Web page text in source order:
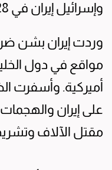
وإسرائيل إيران في 28 فبراير شباط.
وردت إيران بشن
مواقع ⁠في ‌دول
أميركية. وأسفرت
على إيران والهجمات
مقتل الآلاف